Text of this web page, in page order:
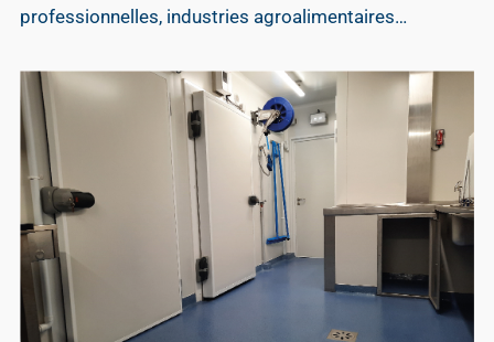
professionnelles, industries agroalimentaires…